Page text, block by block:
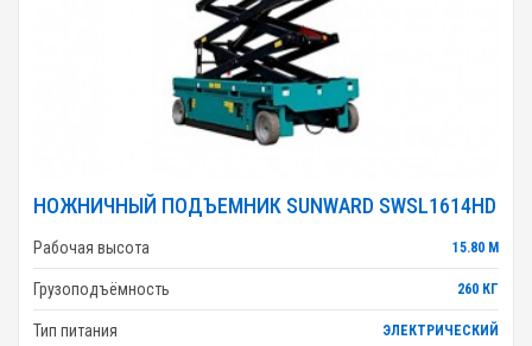
НОЖНИЧНЫЙ ПОДЪЕМНИК SUNWARD SWSL1614HD
Рабочая высота 15.80 М
Грузоподъёмность 260 КГ
Тип питания ЭЛЕКТРИЧЕСКИЙ